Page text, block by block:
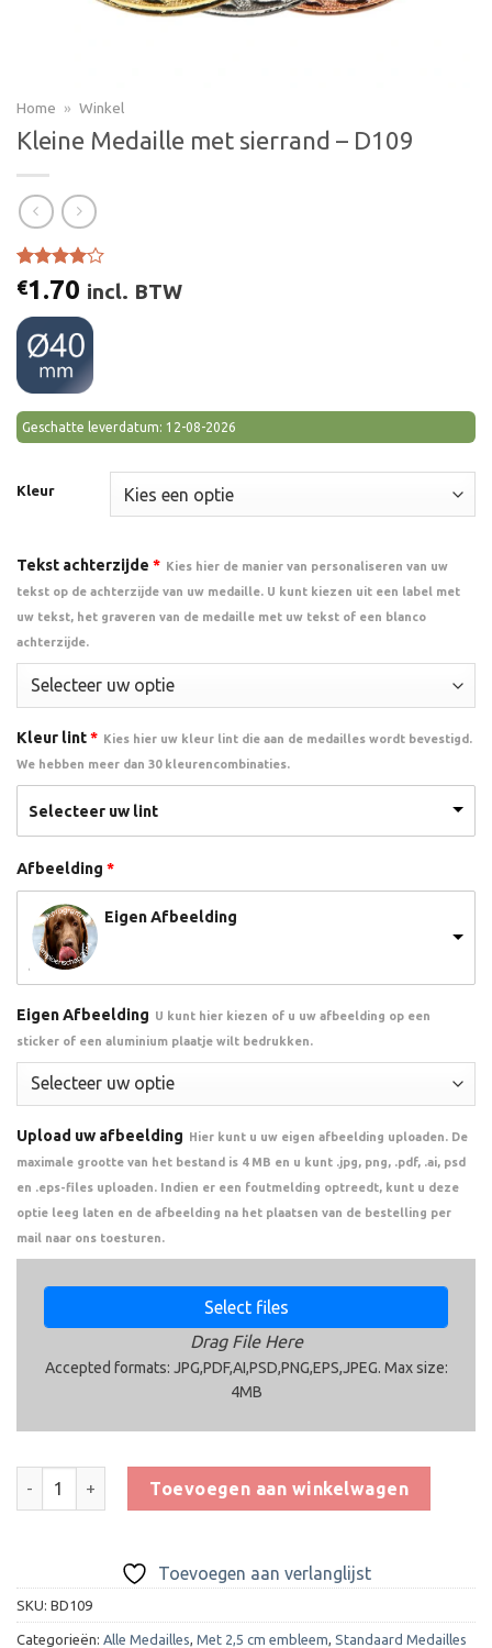
Home » Winkel
Kleine Medaille met sierrand – D109
Gewaardeerd
4.00op
5
gebaseerd
op
1
klant
waardering
€1.70 incl. BTW
Geschatte leverdatum: 12-08-2026
Kleur
Tekst achterzijde * Kies hier de manier van personaliseren van uw
tekst op de achterzijde van uw medaille. U kunt kiezen uit een label met
uw tekst, het graveren van de medaille met uw tekst of een blanco
achterzijde.
Kleur lint* Kies hier uw kleur lint die aan de medailles wordt bevestigd.
We hebben meer dan 30 kleurencombinaties.
Selecteer uw lint
Afbeelding *
Eigen Afbeelding
Eigen Afbeelding U kunt hier kiezen of u uw afbeelding op een
sticker of een aluminium plaatje wilt bedrukken.
Upload uw afbeelding Hier kunt u uw eigen afbeelding uploaden. De
maximale grootte van het bestand is 4 MB en u kunt .jpg, png, .pdf, .ai, psd
en .eps-files uploaden. Indien er een foutmelding optreedt, kunt u deze
optie leeg laten en de afbeelding na het plaatsen van de bestelling per
mail naar ons toesturen.
Select files
Drag File Here
Accepted formats: JPG,PDF,AI,PSD,PNG,EPS,JPEG. Max size:
4MB
Kleine Medaille met sierrand - D109 aantal
Toevoegen aan winkelwagen
Toevoegen aan verlanglijst
SKU: BD109
Categorieën: Alle Medailles Met 2,5 cm embleem Standaard Medailles